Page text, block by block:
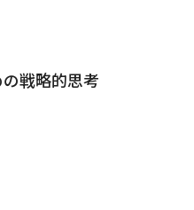
戦略的思考